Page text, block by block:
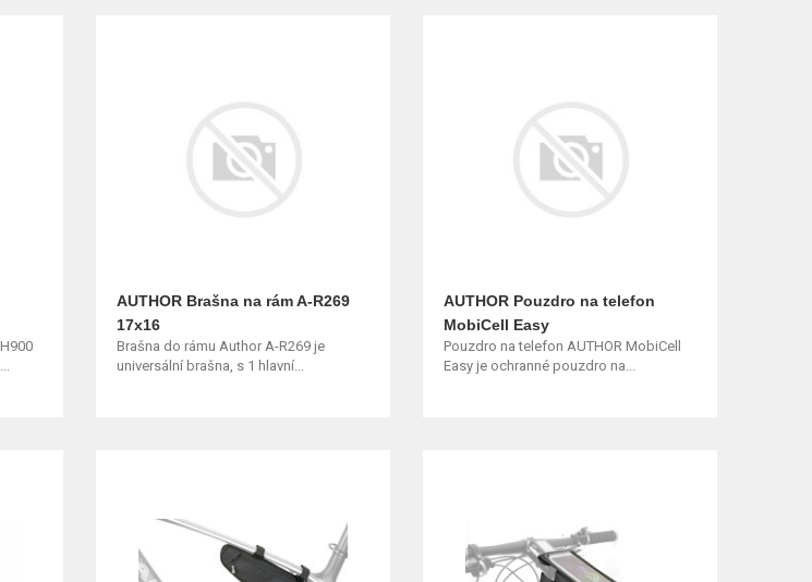
AUTHOR Brašna na rám A-R269
17x16
Brašna do rámu Author A-R269 je
universální brašna, s 1 hlavní...
AUTHOR Pouzdro na telefon
MobiCell Easy
Pouzdro na telefon AUTHOR MobiCell
Easy je ochranné pouzdro na...